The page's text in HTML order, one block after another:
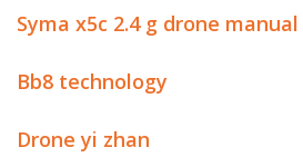
Syma x5c 2.4 g drone manual
Bb8 technology
Drone yi zhan